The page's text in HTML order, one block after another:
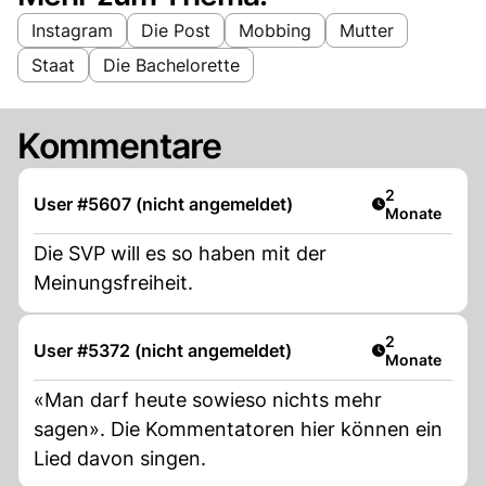
Instagram Die Post Mobbing
Mutter
Staat
Die Bachelorette
Kommentare
User #5607 (nicht angemeldet) Artikel
2
Monate
Die SVP will es so haben mit der
Meinungsfreiheit.
User #5372 (nicht angemeldet) Artikel
2
Monate
«Man darf heute sowieso nichts mehr
sagen». Die Kommentatoren hier können ein
Lied davon singen.